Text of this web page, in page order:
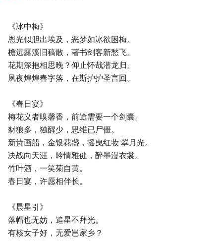
《冰中梅》
恩光似胆出埃及，恶梦如冰欲困梅。
檐远露溪旧稿散，著书剑客新愁飞。
花期深抱相思晚？仰止怀哉潜龙归。
夙夜煌煌春字落，在斯护护圣言回。
《春日宴》
梅花义者嗅馨香，前途需要一个剑囊。
豺狼多，独醒少，思维已尸僵。
新诗画船，金银花盏，摇曳红妆 翠月光。
决战向天涯，吟情雅健，醉墨漫衣裳。
竹叶酒，一笑菊自黄。
春日宴，许愿相伴长。
《晨星引》
落帽也无妨，追星不拜光。
有核女子好，无爱岂家乡？